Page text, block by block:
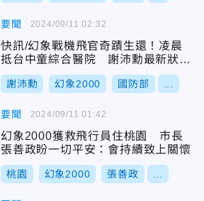
要聞
快訊/幻象戰機飛官奇蹟生還！凌晨
抵台中童綜合醫院 謝沛勳最新狀況
曝光
謝沛勳 幻象2000 國防部
2024/09/11 02:32
要聞
幻象2000獲救飛行員住桃園 市長
張善政盼一切平安：會持續致上關懷
桃園 幻象2000 張善政
2024/09/11 01:42